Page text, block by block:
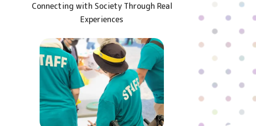
Connecting with Society Through Real
Experiences